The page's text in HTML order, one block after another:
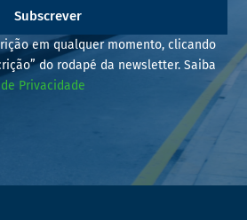
Subscrever
em qualquer momento, clicando
do rodapé da newsletter. Saiba
Privacidade